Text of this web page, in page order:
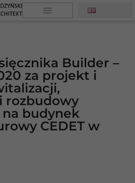
Builder –
za projekt i
rozbudowy
na budynek
CEDET w